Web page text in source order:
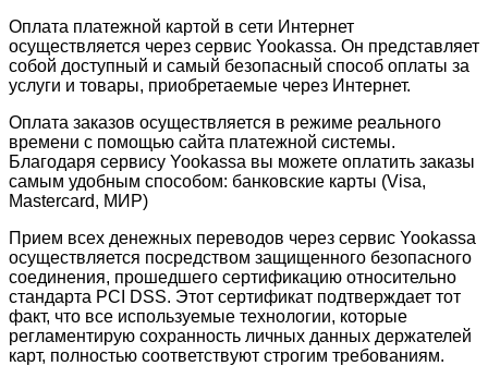
Оплата платежной картой в сети Интернет
осуществляется через сервис Yookassa. Он представляет
собой доступный и самый безопасный способ оплаты за
услуги и товары, приобретаемые через Интернет.
Оплата заказов осуществляется в режиме реального
времени с помощью сайта платежной системы.
Благодаря сервису Yookassa вы можете оплатить заказы
самым удобным способом: банковские карты (Visa,
Mastercard, МИР)
Прием всех денежных переводов через сервис Yookassa
осуществляется посредством защищенного безопасного
соединения, прошедшего сертификацию относительно
стандарта PCI DSS. Этот сертификат подтверждает тот
факт, что все используемые технологии, которые
регламентирую сохранность личных данных держателей
карт, полностью соответствуют строгим требованиям.